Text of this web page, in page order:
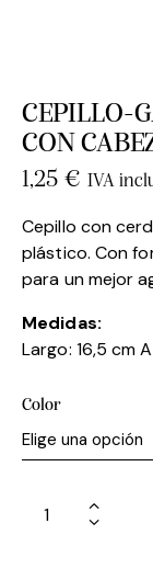
CEPILLO-
CON
1,25 € IVA
Cepillo con
plástico. Con
para un mejor
Medidas:
Largo: 16,5 cm
Color